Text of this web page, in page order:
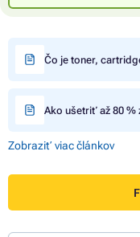
Čo je toner,
Ako ušetriť až 80 %
Zobraziť viac článkov